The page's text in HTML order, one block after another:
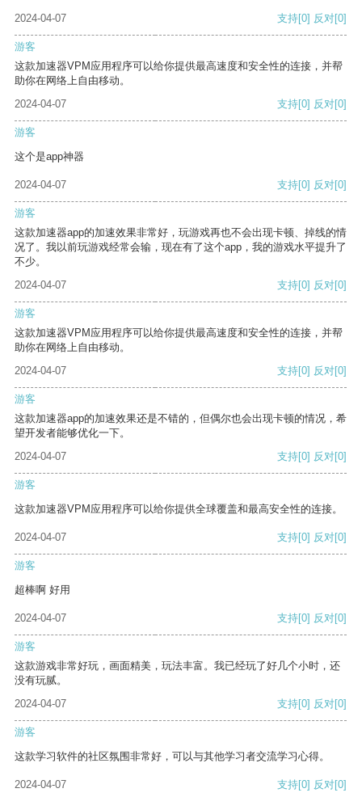
2024-04-07 支持[0] 反对[0]
游客
这款加速器VPM应用程序可以给你提供最高速度和安全性的连接，并帮
助你在网络上自由移动。
2024-04-07
支持[0] 反对[0]
游客
这个是app神器
2024-04-07 支持[0] 反对[0]
游客
这款加速器app的加速效果非常好，玩游戏再也不会出现卡顿、掉线的情
况了。我以前玩游戏经常会输，现在有了这个app，我的游戏水平提升了
不少。
2024-04-07
支持[0] 反对[0]
游客
这款加速器VPM应用程序可以给你提供最高速度和安全性的连接，并帮
助你在网络上自由移动。
2024-04-07
支持[0] 反对[0]
游客
这款加速器app的加速效果还是不错的，但偶尔也会出现卡顿的情况，希
望开发者能够优化一下。
2024-04-07
支持[0] 反对[0]
游客
这款加速器VPM应用程序可以给你提供全球覆盖和最高安全性的连接。
2024-04-07 支持[0] 反对[0]
游客
超棒啊 好用
2024-04-07 支持[0] 反对[0]
游客
这款游戏非常好玩，画面精美，玩法丰富。我已经玩了好几个小时，还
没有玩腻。
2024-04-07
支持[0] 反对[0]
游客
这款学习软件的社区氛围非常好，可以与其他学习者交流学习心得。
2024-04-07 支持[0] 反对[0]